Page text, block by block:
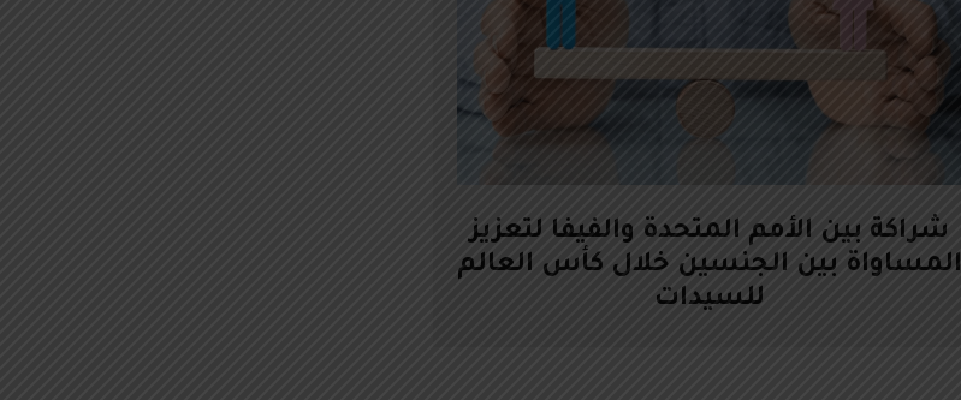
شراكة بين الأمم المتحدة والفيفا لتعزيز
المساواة بين الجنسين خلال كأس العالم
للسيدات